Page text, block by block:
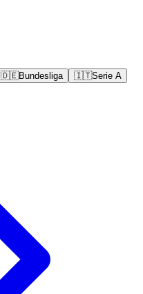
🇩🇪Bundesliga 🇮🇹Serie A